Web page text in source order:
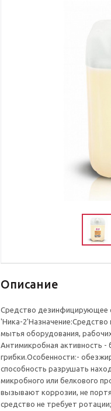
Описание
Средство
'Ника-
мытья оборудования,
Антимикробная активность -
грибки.Особенности:-
способность разрушать
микробного или белкового
вызывают коррозии, не
средство не требует